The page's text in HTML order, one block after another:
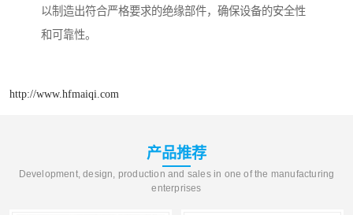
以制造出符合严格要求的绝缘部件，确保设备的安全性
和可靠性。
http://www.hfmaiqi.com
产品推荐
Development, design, production and sales in one of the manufacturing
enterprises